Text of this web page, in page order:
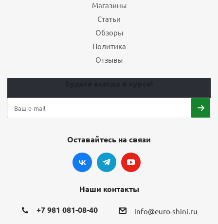
Магазины
Статьи
Обзоры
Политика
Отзывы
Оставайтесь на связи
Наши контакты
+7 981 081-08-40 info@euro-shini.ru